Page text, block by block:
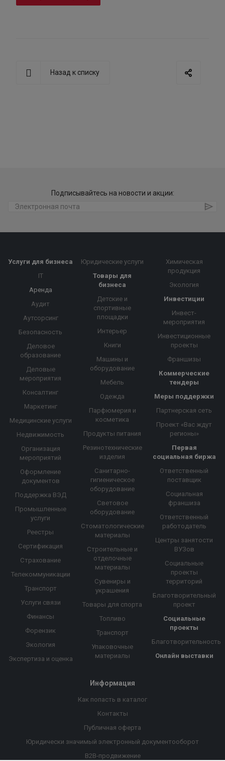
Назад к списку
Подписывайтесь на новости и акции:
Услуги для бизнеса
IT
Аренда
Аудит
Аутсорсинг
Безопасность
Деловое
образование
Деловые
мероприятия
Консалтинг
Маркетинг
Медицинские услуги
Недвижимость
Организация
мероприятий
Оформление
документов
Поддержка ВЭД
Промышленные
услуги
Реестры
Сертификация
Страхование
Телекоммуникации
Транспорт
Услуги связи
Финансы
Форензик
Экология
Экспертиза и оценка
Юридические услуги
Товары для
бизнеса
Детские и
спортивные
площадки
Интерьер
Книги
Машины и
оборудование
Мебель
Одежда
Парфюмерия и
косметика
Продукты питания
Резинотехнические
изделия
Санитарно-
гигиеническое
оборудование
Световое
оборудование
Стоматологические
материалы
Строительные и
отделочные
материалы
Сувениры и
украшения
Товары для спорта
Топливо
Транспорт
Упаковочные
материалы
Химическая
продукция
Экология
Инвестиции
Инвест-
мероприятия
Инвестиционные
проекты
Франшизы
Коммерческие
тендеры
Меры поддержки
Партнерская сеть
Проект «Вас ждут
регионы»
Первая
социальная биржа
Ответственный
поставщик
Социальная
франшиза
Ответственный
работодатель
Центры занятости
ВУЗов
Социальные
проекты
территорий
Благотворительный
проект
Социальные
проекты
Благотворительность
Онлайн выставки
Информация
Как попасть в каталог
Контакты
Публичная оферта
Юридически значимый электронный документооборот
B2B-продвижение